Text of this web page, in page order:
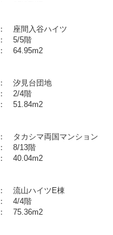
入谷ハイツ
5階
見台団地
4階
両国マンション
13階
ハイツE棟
4階